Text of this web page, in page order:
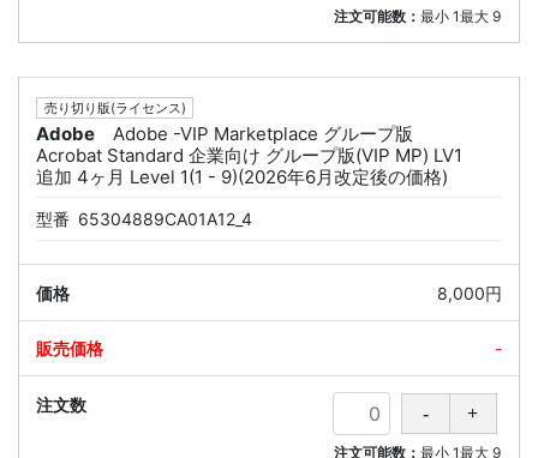
注文可能数：最小 1最大 9
売り切り版(ライセンス)
Adobe
Adobe -VIP Marketplace グループ版
Acrobat Standard 企業向け グループ版(VIP MP) LV1
追加 4ヶ月 Level 1(1 - 9)(2026年6月改定後の価格)
型番 65304889CA01A12_4
8,000円
-
注文可能数：最小 1最大 9